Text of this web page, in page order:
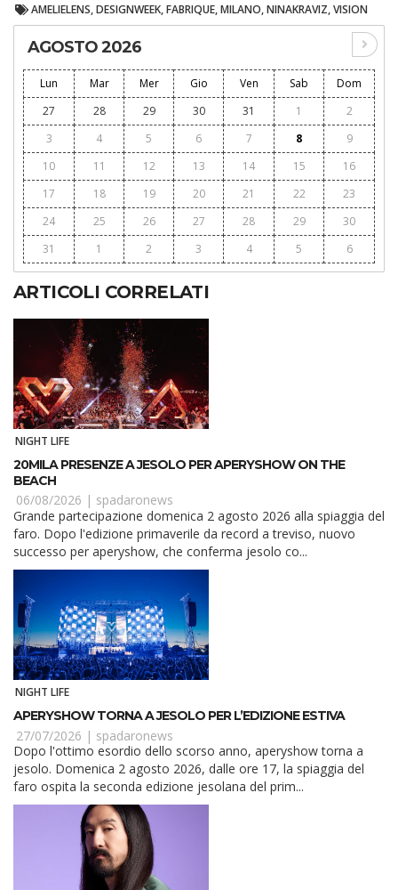
AMELIELENS, DESIGNWEEK, FABRIQUE, MILANO, NINAKRAVIZ, VISION
AGOSTO 2026
Lun Mar Mer Gio Ven Sab
Dom
27
28 29 30 31 1
2
3
4 5 6 7 8
9
10
11 12 13 14 15
16
17
18 19 20 21 22
23
24
25 26 27 28 29
30
31
1 2 3 4 5 6
ARTICOLI CORRELATI
NIGHT LIFE
20MILA PRESENZE A JESOLO PER APERYSHOW ON THE
BEACH
06/08/2026 | spadaronews
Grande partecipazione domenica 2 agosto 2026 alla spiaggia del
faro. Dopo l'edizione primaverile da record a treviso, nuovo
successo per aperyshow, che conferma jesolo co...
NIGHT LIFE
APERYSHOW TORNA A JESOLO PER L’EDIZIONE ESTIVA
27/07/2026 | spadaronews
Dopo l'ottimo esordio dello scorso anno, aperyshow torna a
jesolo. Domenica 2 agosto 2026, dalle ore 17, la spiaggia del
faro ospita la seconda edizione jesolana del prim...